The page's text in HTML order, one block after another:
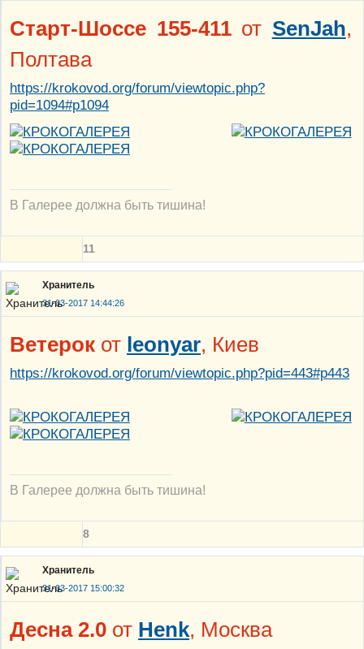
Старт-Шоссе 155-411от SenJah,
Полтава
https://krokovod.org/forum/viewtopic.php?
pid=1094#p1094
В Галерее должна быть тишина!
11
Хранитель
31-03-2017 14:44:26
Ветерок от leonyar, Киев
https://krokovod.org/forum/viewtopic.php?pid=443#p443
В Галерее должна быть тишина!
8
Хранитель
31-03-2017 15:00:32
Десна 2.0 от Henk, Москва